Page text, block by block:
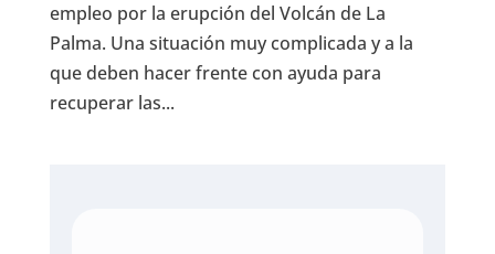
empleo por la erupción del Volcán de La
Palma. Una situación muy complicada y a la
que deben hacer frente con ayuda para
recuperar las...